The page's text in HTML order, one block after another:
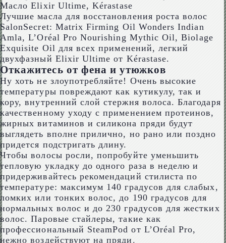
Масло Elixir Ultime, Kérastase
Лучшие масла для восстановления роста волос
SalonSecret: Matrix Firming Oil Wonders Indian
Amla, L’Oréal Pro Nourishing Mythic Oil, Biolage
Exquisite Oil для всех применений, легкий
двухфазный Elixir Ultime от Kérastase.
Откажитесь от фена и утюжков
Ну хоть не злоупотребляйте! Очень высокие
температуры повреждают как кутикулу, так и
кору, внутренний слой стержня волоса. Благодаря
качественному уходу с применением протеинов,
жирных витаминов и силикона пряди будут
выглядеть вполне прилично, но рано или поздно
придется подстригать длину.
Чтобы волосы росли, попробуйте уменьшить
тепловую укладку до одного раза в неделю и
придерживайтесь рекомендаций стилиста по
температуре: максимум 140 градусов для слабых,
ломких или тонких волос, до 190 градусов для
нормальных волос и до 230 градусов для жестких
волос. Паровые стайлеры, такие как
профессиональный SteamPod от L’Oréal Pro,
нежно воздействуют на пряди.